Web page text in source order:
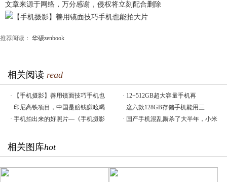
文章来源于网络，万分感谢，侵权将立刻配合删除
推荐阅读： 华硕zenbook
相关阅读 read
· 【手机摄影】善用镜面技巧手机也 · 12+512GB超大容量手机再
· 印尼高铁项目，中国是赔钱赚吆喝 · 这六款128GB存储手机能用三
· 手机拍出来的好照片—《手机摄影 · 国产手机混乱厮杀了大半年，小米
相关图库hot